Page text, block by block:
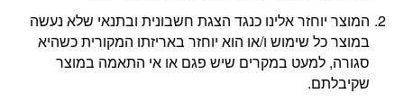
המוצר יוחזר אלינו כנגד הצגת חשבונית ובתנאי שלא נעשה
במוצר כל שימוש ו/או הוא יוחזר באריזתו המקורית כשהיא
סגורה, למעט במקרים שיש פגם או אי התאמה במוצר
שקיבלתם.